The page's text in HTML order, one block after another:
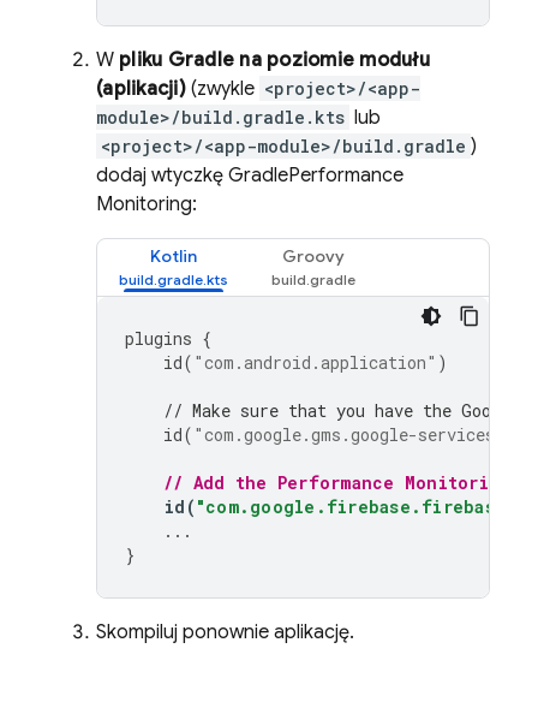
W pliku Gradle na poziomie modułu
(aplikacji)(zwykle <project>/<app-
module>/build.gradle.kts lub
<project>/<app-module>/build.gradle )
dodaj wtyczkę GradlePerformance
Monitoring:
Kotlin Groovy
plugins {
id( "com.android.application" )
// Make sure that you have the Google
id( "com.google.gms.google-services"
// Add the Performance Monitoring
id ( "com.google.firebase.firebase-
...
}
Skompiluj ponownie aplikację.